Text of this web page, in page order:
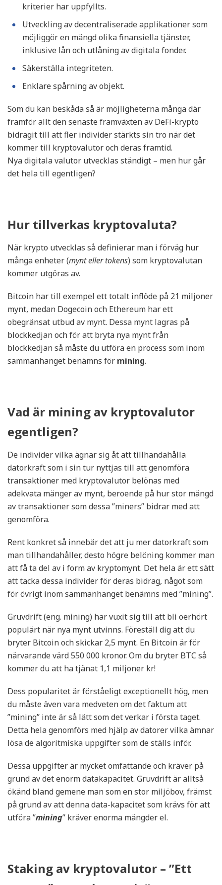
kriterier har uppfyllts.
Utveckling av decentraliserade applikationer som
möjliggör en mängd olika finansiella tjänster,
inklusive lån och utlåning av digitala fonder.
Säkerställa integriteten.
Enklare spårning av objekt.
Som du kan beskåda så är möjligheterna många där
framför allt den senaste framväxten av DeFi-krypto
bidragit till att fler individer stärkts sin tro när det
kommer till kryptovalutor och deras framtid.
Nya digitala valutor utvecklas ständigt – men hur går
det hela till egentligen?
Hur tillverkas kryptovaluta?
När krypto utvecklas så definierar man i förväg hur
många enheter (mynt eller tokens) som kryptovalutan
kommer utgöras av.
Bitcoin har till exempel ett totalt inflöde på 21 miljoner
mynt, medan Dogecoin och Ethereum har ett
obegränsat utbud av mynt. Dessa mynt lagras på
blockkedjan och för att bryta nya mynt från
blockkedjan så måste du utföra en process som inom
sammanhanget benämns för mining.
Vad är mining av kryptovalutor
egentligen?
De individer vilka ägnar sig åt att tillhandahålla
datorkraft som i sin tur nyttjas till att genomföra
transaktioner med kryptovalutor belönas med
adekvata mänger av mynt, beroende på hur stor mängd
av transaktioner som dessa ”miners” bidrar med att
genomföra.
Rent konkret så innebär det att ju mer datorkraft som
man tillhandahåller, desto högre belöning kommer man
att få ta del av i form av kryptomynt. Det hela är ett sätt
att tacka dessa individer för deras bidrag, något som
för övrigt inom sammanhanget benämns med ”mining”.
Gruvdrift (eng. mining) har vuxit sig till att bli oerhört
populärt när nya mynt utvinns. Föreställ dig att du
bryter Bitcoin och skickar 2,5 mynt. En Bitcoin är för
närvarande värd 550 000 kronor. Om du bryter BTC så
kommer du att ha tjänat 1,1 miljoner kr!
Dess popularitet är förståeligt exceptionellt hög, men
du måste även vara medveten om det faktum att
”mining” inte är så lätt som det verkar i första taget.
Detta hela genomförs med hjälp av datorer vilka ämnar
lösa de algoritmiska uppgifter som de ställs inför.
Dessa uppgifter är mycket omfattande och kräver på
grund av det enorm datakapacitet. Gruvdrift är alltså
ökänd bland gemene man som en stor miljöbov, främst
på grund av att denna data-kapacitet som krävs för att
utföra ”mining” kräver enorma mängder el.
Staking av kryptovalutor – ”Ett